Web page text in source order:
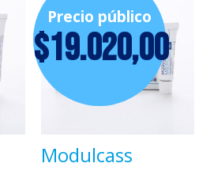
Precio público
$19.020,00
Modulcass